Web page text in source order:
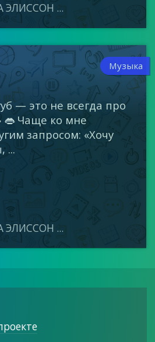
ЭЛИССОН ...
Музыка
— это не всегда про
👄 Чаще ко мне
запросом: «Хочу
...
ЭЛИССОН ...